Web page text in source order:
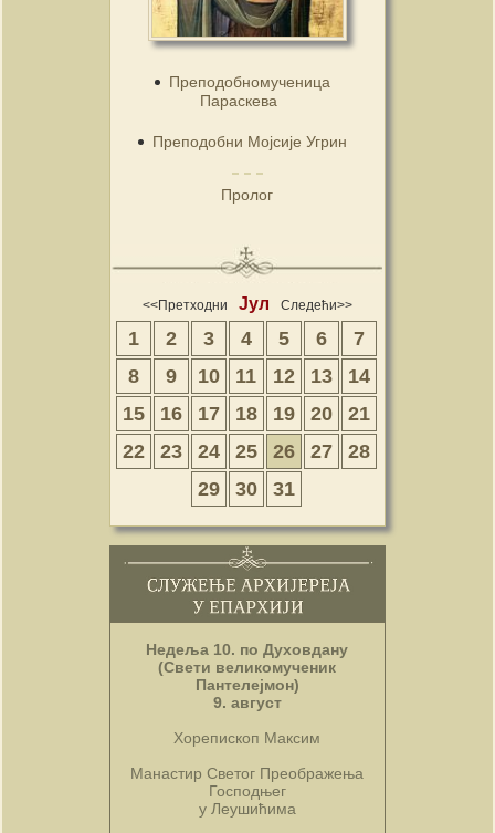
Преподобномученица
Параскева
Преподобни Мојсије Угрин
Пролог
<<Претходни Јул Следећи>>
1 2 3 4 5 6
7
8
9 10 11 12 13
14
15
16 17 18 19 20
21
22
23 24 25 26 27
28
29
30 31
Недеља 10. по Духовдану
(Свети великомученик
Пантелејмон)
9. август
Хорепископ Максим
Манастир Светог Преображења
Господњег
у Леушићима